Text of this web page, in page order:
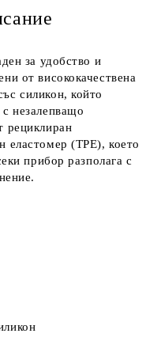
за удобство и
от висококачествена
силикон, който
незалепващо
рециклиран
еластомер (TPE), което
прибор разполага с